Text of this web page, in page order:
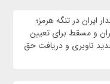
ایران در تنگه هرمز؛
و مسقط برای تعیین
ناوبری و دریافت حق